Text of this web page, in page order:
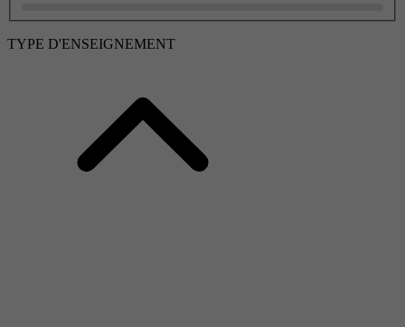
TYPE D'ENSEIGNEMENT